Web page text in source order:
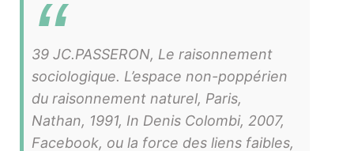
39 JC.PASSERON, Le raisonnement
sociologique. L’espace non-poppérien
du raisonnement naturel, Paris,
Nathan, 1991, In Denis Colombi, 2007,
Facebook, ou la force des liens faibles,